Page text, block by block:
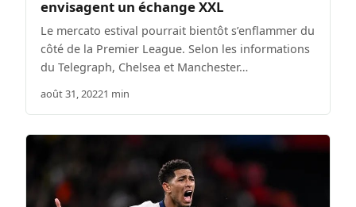
envisagent un échange XXL
Le mercato estival pourrait bientôt s’enflammer du
côté de la Premier League. Selon les informations
du Telegraph, Chelsea et Manchester…
août 31, 20221 min